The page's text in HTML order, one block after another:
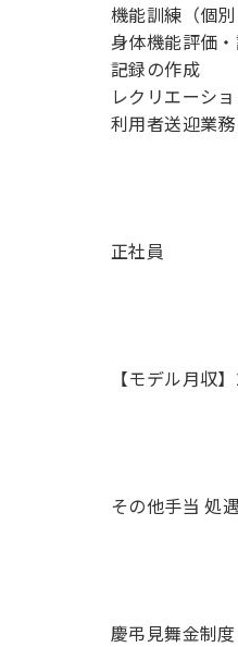
機能訓練（個別
身体機能評価
記録の作成
レクリエーシ
利用者送迎業務
正社員
【モデル月収
その他手当 処
慶弔見舞金制度